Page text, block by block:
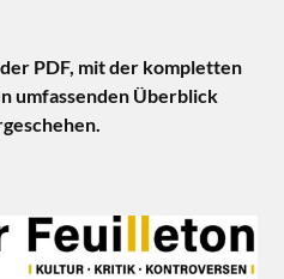
PDF, mit der kompletten
umfassenden Überblick